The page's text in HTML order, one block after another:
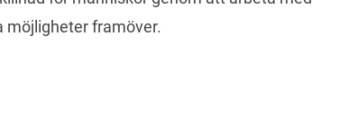
möjligheter framöver.